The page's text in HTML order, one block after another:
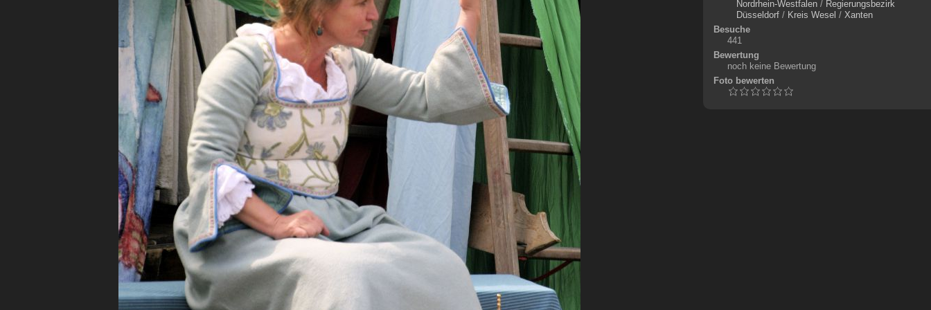
Nordrhein-Westfalen/ Regierungsbezirk
Düsseldorf/ Kreis Wesel / Xanten
Besuche
441
Bewertung
noch keine Bewertung
Foto bewerten